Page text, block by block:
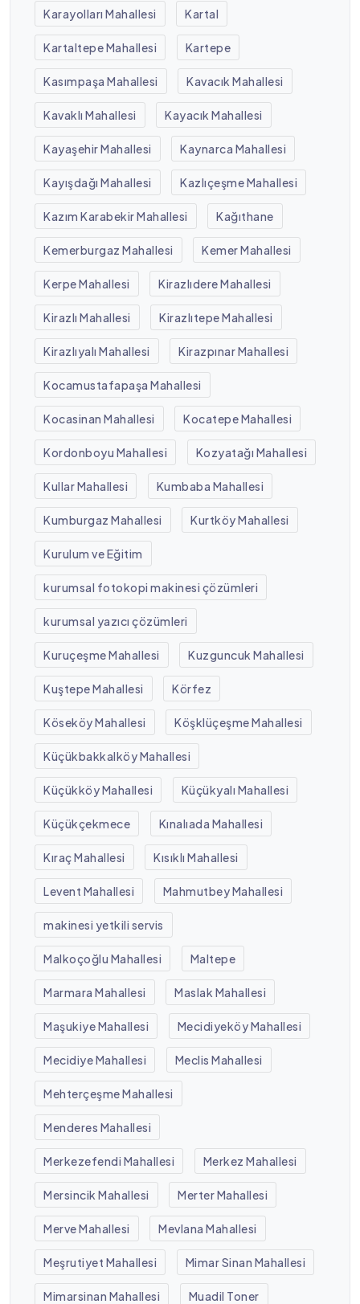
Karayolları Mahallesi Kartal
Kartaltepe Mahallesi Kartepe
Kasımpaşa Mahallesi Kavacık Mahallesi
Kavaklı Mahallesi Kayacık Mahallesi
Kayaşehir Mahallesi Kaynarca Mahallesi
Kayışdağı Mahallesi Kazlıçeşme Mahallesi
Kazım Karabekir Mahallesi Kağıthane
Kemerburgaz Mahallesi Kemer Mahallesi
Kerpe Mahallesi Kirazlıdere Mahallesi
Kirazlı Mahallesi Kirazlıtepe Mahallesi
Kirazlıyalı Mahallesi Kirazpınar Mahallesi
Kocamustafapaşa Mahallesi
Kocasinan Mahallesi Kocatepe Mahallesi
Kordonboyu Mahallesi Kozyatağı Mahallesi
Kullar Mahallesi Kumbaba Mahallesi
Kumburgaz Mahallesi Kurtköy Mahallesi
Kurulum ve Eğitim
kurumsal fotokopi makinesi çözümleri
kurumsal yazıcı çözümleri
Kuruçeşme Mahallesi Kuzguncuk Mahallesi
Kuştepe Mahallesi Körfez
Köseköy Mahallesi Köşklüçeşme Mahallesi
Küçükbakkalköy Mahallesi
Küçükköy Mahallesi Küçükyalı Mahallesi
Küçükçekmece Kınalıada Mahallesi
Kıraç Mahallesi Kısıklı Mahallesi
Levent Mahallesi Mahmutbey Mahallesi
makinesi yetkili servis
Malkoçoğlu Mahallesi Maltepe
Marmara Mahallesi Maslak Mahallesi
Maşukiye Mahallesi Mecidiyeköy Mahallesi
Mecidiye Mahallesi Meclis Mahallesi
Mehterçeşme Mahallesi
Menderes Mahallesi
Merkezefendi Mahallesi Merkez Mahallesi
Mersincik Mahallesi Merter Mahallesi
Merve Mahallesi Mevlana Mahallesi
Meşrutiyet Mahallesi Mimar Sinan Mahallesi
Mimarsinan Mahallesi Muadil Toner